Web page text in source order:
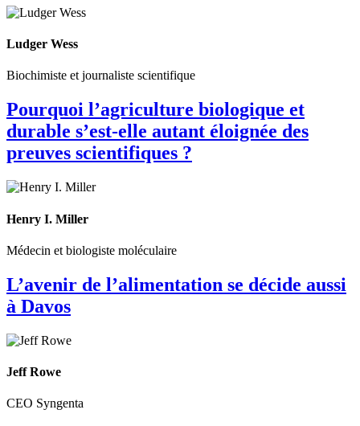
Ludger Wess
Biochimiste et journaliste scientifique
Pourquoi l’agriculture biologique et
durable s’est-elle autant éloignée des
preuves scientifiques ?
Henry I. Miller
Médecin et biologiste moléculaire
L’avenir de l’alimentation se décide aussi
à Davos
Jeff Rowe
CEO Syngenta